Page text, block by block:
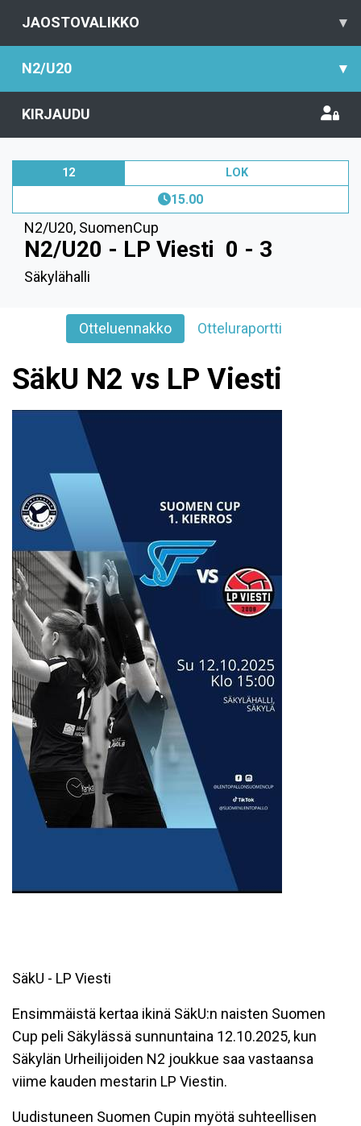
JAOSTOVALIKKO ▾
N2/U20 ▾
KIRJAUDU
12 LOK
15.00
N2/U20, SuomenCup
N2/U20 - LP Viesti 0 - 3
Säkylähalli
Otteluennakko Otteluraportti
SäkU N2 vs LP Viesti
SäkU - LP Viesti
Ensimmäistä kertaa ikinä SäkU:n naisten Suomen
Cup peli Säkylässä sunnuntaina 12.10.2025, kun
Säkylän Urheilijoiden N2 joukkue saa vastaansa
viime kauden mestarin LP Viestin.
Uudistuneen Suomen Cupin myötä suhteellisen